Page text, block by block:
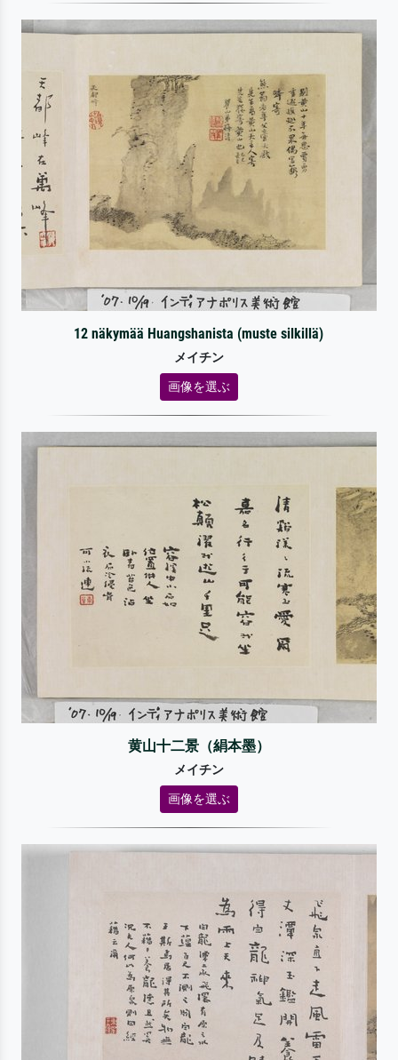
12 näkymää Huangshanista (muste silkillä)
メイチン
画像を選ぶ
黄山十二景（絹本墨）
メイチン
画像を選ぶ